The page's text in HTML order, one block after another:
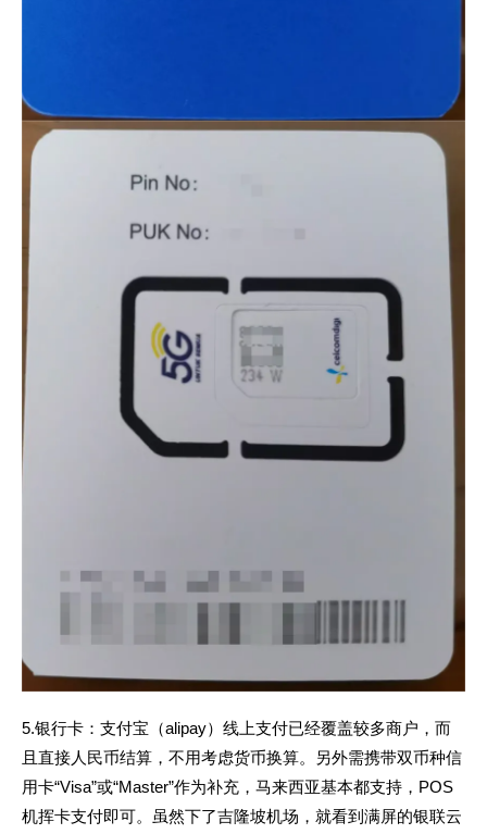
5.银行卡 ：支付宝（alipay）线上支付已经覆盖较多商户，而
且直接人民币结算，不用考虑货币换算。另外需携带双币种信
用卡“Visa”或“Master”作为补充，马来西亚基本都支持，POS
机挥卡支付即可。虽然下了吉隆坡机场，就看到满屏的银联云